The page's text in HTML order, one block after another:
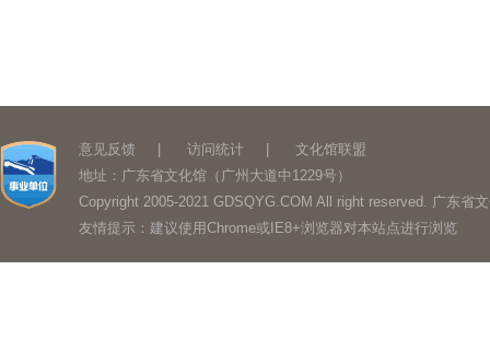
意见反馈 访问统计
文化馆联盟
地址：广东省文化馆（广州大道中1229号）
Copyright 2005-2021 GDSQYG.COM All right reserved. 广东省
友情提示：建议使用Chrome或IE8+浏览器对本站点进行浏览